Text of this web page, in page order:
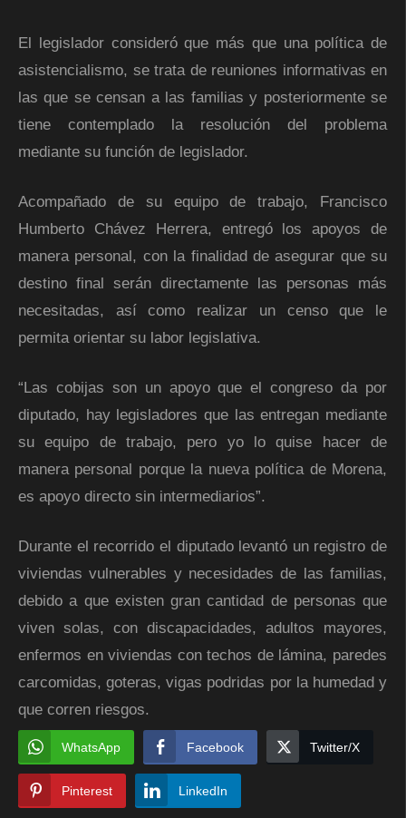
El legislador consideró que más que una política de
asistencialismo, se trata de reuniones informativas en
las que se censan a las familias y posteriormente se
tiene contemplado la resolución del problema
mediante su función de legislador.
Acompañado de su equipo de trabajo, Francisco
Humberto Chávez Herrera, entregó los apoyos de
manera personal, con la finalidad de asegurar que su
destino final serán directamente las personas más
necesitadas, así como realizar un censo que le
permita orientar su labor legislativa.
“Las cobijas son un apoyo que el congreso da por
diputado, hay legisladores que las entregan mediante
su equipo de trabajo, pero yo lo quise hacer de
manera personal porque la nueva política de Morena,
es apoyo directo sin intermediarios”.
Durante el recorrido el diputado levantó un registro de
viviendas vulnerables y necesidades de las familias,
debido a que existen gran cantidad de personas que
viven solas, con discapacidades, adultos mayores,
enfermos en viviendas con techos de lámina, paredes
carcomidas, goteras, vigas podridas por la humedad y
que corren riesgos.
WhatsApp Facebook Twitter/X
Pinterest LinkedIn